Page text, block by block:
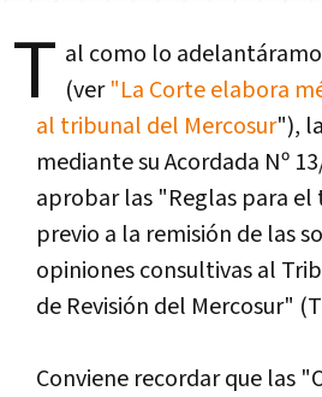
T al como lo
(ver"La Corte elabora
al tribunal del Mercosur"),
mediante su Acordada Nº
aprobar las "Reglas para
previo a la remisión de las
opiniones consultivas al
de Revisión del Mercosur"
Conviene recordar que las